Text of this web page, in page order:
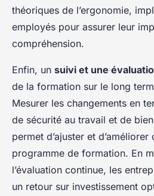
théoriques de l’ergonomie,
employés pour assurer leur
compréhension.
Enfin, un suivi et une
de la formation sur le long
Mesurer les changements en
de sécurité au travail et de
permet d’ajuster et
programme de formation. En
l’évaluation continue, les
un retour sur investissement